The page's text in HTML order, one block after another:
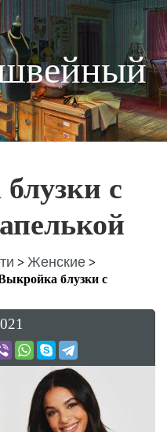
с
> Женские >
блузки с